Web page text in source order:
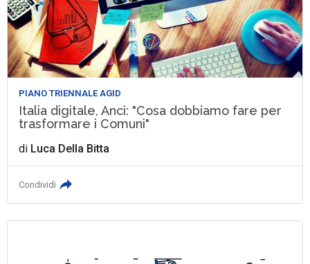
PIANO TRIENNALE AGID
Italia digitale, Anci: "Cosa dobbiamo fare per
trasformare i Comuni"
di Luca Della Bitta
Condividi